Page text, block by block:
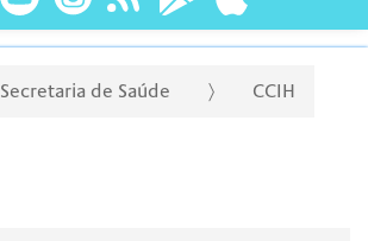
Secretaria de Saúde CCIH